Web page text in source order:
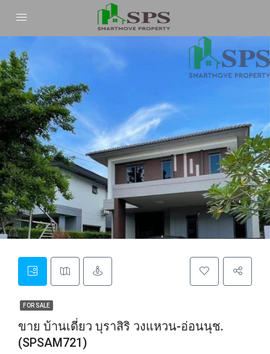
FOR SALE
ขาย บ้านเดี่ยว บุราสิริ วงแหวน-อ่อนนุช.
(SPSAM721)